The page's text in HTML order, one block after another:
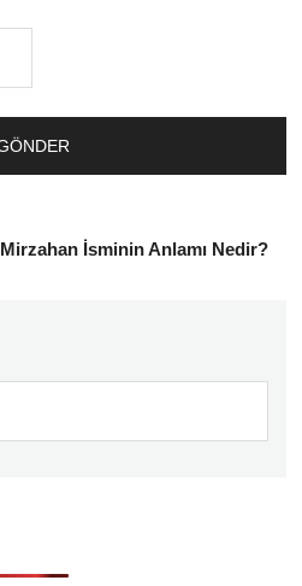
Mirzahan İsminin Anlamı Nedir?